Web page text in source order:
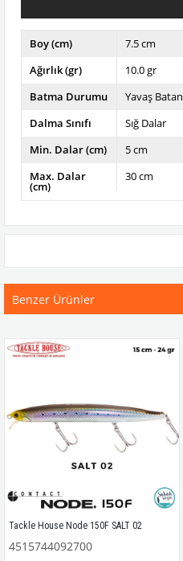
Boy (cm)
7.5 cm
Ağırlık (gr)
10.0 gr
Batma Durumu
Yavaş Batan
Dalma Sınıfı
Sığ Dalar
Min. Dalar (cm)
5 cm
Max. Dalar
(cm)
30 cm
Benzer Ürünler
Tackle House Node 150F SALT 02
4515744092700